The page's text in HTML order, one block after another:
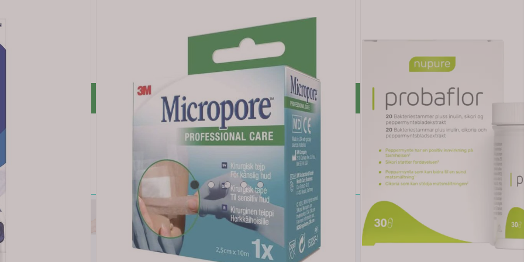
Legg i handlekurv
rabatt *
kjøp:
for at kroppen skal fungere normalt. 70% av immunforsvaret sitter i magen, og det er i tarmen det skjer opptak av
trenger.
i mage- og tarmkanalen. Probi Mage kan derfor forsøkes ved magebesvær som oppblåsthet, knip og ubehag i